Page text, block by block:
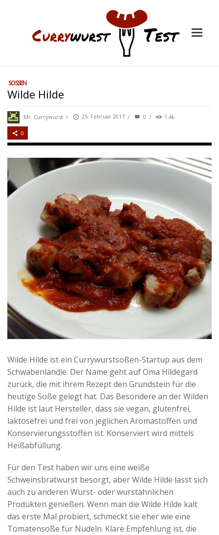
SOSSEN
Wilde Hilde
Mr. Currywurst / 25. Februar 2017 / 0 / 1.4k
0
Wilde Hilde ist ein Currywurstsoßen-Startup aus dem
Schwabenländle. Der Name geht auf Oma Hildegard
zurück, die mit ihrem Rezept den Grundstein für die
heutige Soße gelegt hat. Das Besondere an der Wilden
Hilde ist laut Hersteller, dass sie vegan, glutenfrei,
laktosefrei und frei von jeglichen Aromastoffen und
Konservierungsstoffen ist. Konserviert wird mittels
Heißabfüllung.
Für den Test haben wir uns eine weiße
Schweinsbratwurst besorgt, aber Wilde Hilde lässt sich
auch zu anderen Wurst- oder wurstähnlichen
Produkten genießen. Wenn man die Wilde Hilde kalt
das erste Mal probiert, schmeckt sie eher wie eine
Tomatensoße für Nudeln. Klare Empfehlung ist, die